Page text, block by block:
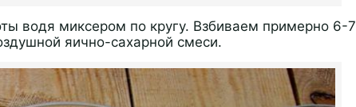
водя миксером по кругу. Взбиваем примерно 6-7
яично-сахарной смеси.